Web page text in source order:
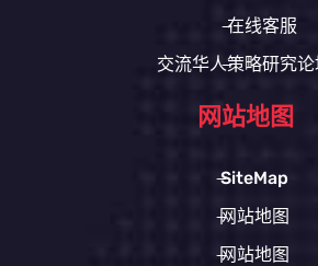
在线客服
交流华人策略研究
网站地图
SiteMap
网站地图
网站地图